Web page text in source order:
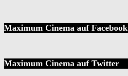
Maximum Cinema auf Facebook
Maximum Cinema auf Twitter